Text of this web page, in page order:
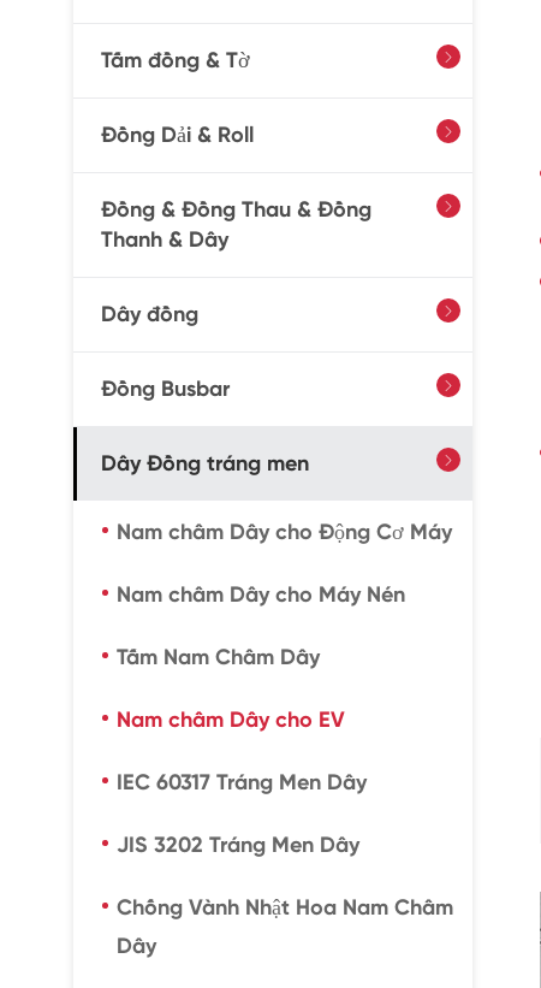
Tấm đồng & Tờ 
Đồng Dải & Roll 
Đồng & Đồng Thau & Đồng
Thanh & Dây

Dây đồng 
Đồng Busbar 
Dây Đồng tráng men 
Nam châm Dây cho Động Cơ Máy
Nam châm Dây cho Máy Nén
Tấm Nam Châm Dây
Nam châm Dây cho EV
IEC 60317 Tráng Men Dây
JIS 3202 Tráng Men Dây
Chống Vành Nhật Hoa Nam Châm
Dây